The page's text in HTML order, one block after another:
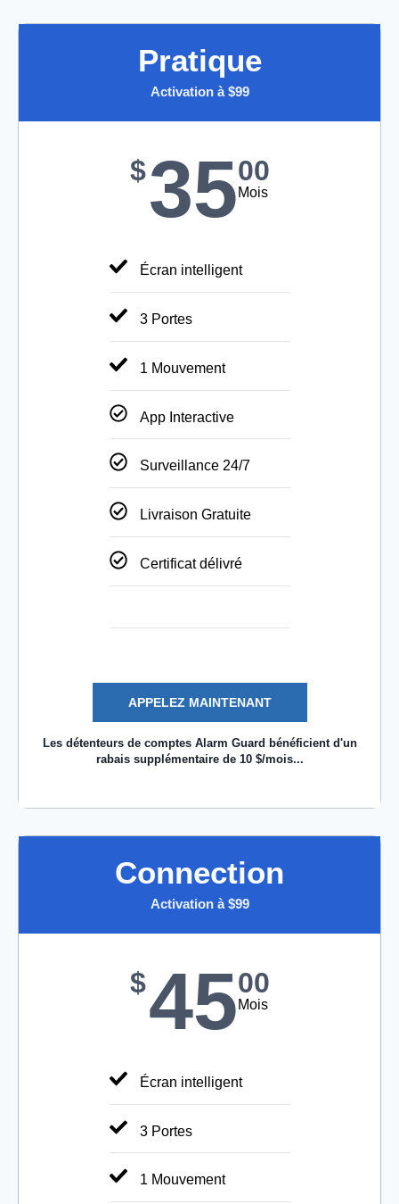
Pratique
Activation à $99
$3500
Mois
Écran intelligent
3 Portes
1 Mouvement
App Interactive
Surveillance 24/7
Livraison Gratuite
Certificat délivré
APPELEZ MAINTENANT
Les détenteurs de comptes Alarm Guard bénéficient d'un
rabais supplémentaire de 10 $/mois...
Connection
Activation à $99​
$4500
Mois
Écran intelligent
3 Portes
1 Mouvement